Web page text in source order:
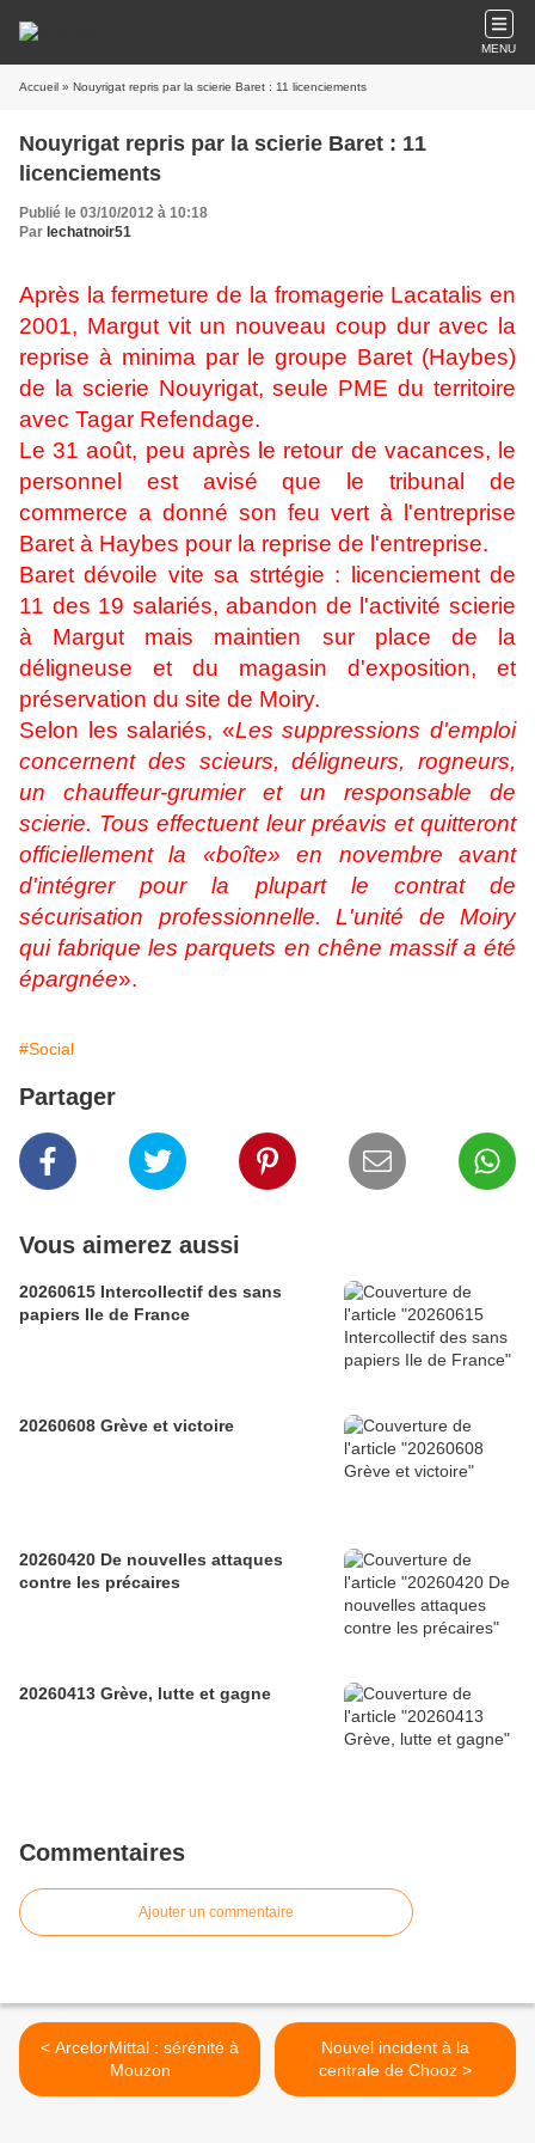
MENU
Accueil » Nouyrigat repris par la scierie Baret : 11 licenciements
Nouyrigat repris par la scierie Baret : 11
licenciements
Publié le 03/10/2012 à 10:18
Par lechatnoir51
Après la fermeture de la fromagerie Lacatalis en
2001, Margut vit un nouveau coup dur avec la
reprise à minima par le groupe Baret (Haybes)
de la scierie Nouyrigat, seule PME du territoire
avec Tagar Refendage.
Le 31 août, peu après le retour de vacances, le
personnel est avisé que le tribunal de
commerce a donné son feu vert à l'entreprise
Baret à Haybes pour la reprise de l'entreprise.
Baret dévoile vite sa strtégie : licenciement de
11 des 19 salariés, abandon de l'activité scierie
à Margut mais maintien sur place de la
déligneuse et du magasin d'exposition, et
préservation du site de Moiry.
Selon les salariés, «Les suppressions d'emploi
concernent des scieurs, déligneurs, rogneurs,
un chauffeur-grumier et un responsable de
scierie. Tous effectuent leur préavis et quitteront
officiellement la «boîte» en novembre avant
d'intégrer pour la plupart le contrat de
sécurisation professionnelle. L'unité de Moiry
qui fabrique les parquets en chêne massif a été
épargnée».
#Social
Partager
Vous aimerez aussi
20260615 Intercollectif des sans
papiers Ile de France
20260608 Grève et victoire
20260420 De nouvelles attaques
contre les précaires
20260413 Grève, lutte et gagne
Commentaires
Ajouter un commentaire
< ArcelorMittal : sérénité à
Mouzon
Nouvel incident à la
centrale de Chooz >